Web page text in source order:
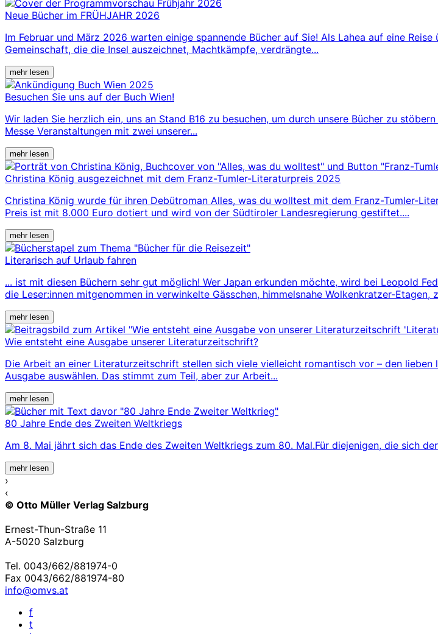
Neue Bücher im FRÜHJAHR 2026
Im Februar und März 2026 warten einige spannende Bücher auf Sie! Als Lahea auf eine
Gemeinschaft, die die Insel auszeichnet, Machtkämpfe, verdrängte...
mehr lesen
Besuchen Sie uns auf der Buch Wien!
Wir laden Sie herzlich ein, uns an Stand B16 zu besuchen, um durch unsere Bücher zu
Messe Veranstaltungen mit zwei unserer...
mehr lesen
Christina König ausgezeichnet mit dem Franz-Tumler-Literaturpreis 2025
Christina König wurde für ihren Debütroman Alles, was du wolltest mit dem Franz-Tumler-
Preis ist mit 8.000 Euro dotiert und wird von der Südtiroler Landesregierung gestiftet....
mehr lesen
Literarisch auf Urlaub fahren
... ist mit diesen Büchern sehr gut möglich! Wer Japan erkunden möchte, wird bei Leopold
die Leser:innen mitgenommen in verwinkelte Gässchen, himmelsnahe Wolkenkratzer-Etagen,
mehr lesen
Wie entsteht eine Ausgabe unserer Literaturzeitschrift?
Die Arbeit an einer Literaturzeitschrift stellen sich viele vielleicht romantisch vor – den
Ausgabe auswählen. Das stimmt zum Teil, aber zur Arbeit...
mehr lesen
80 Jahre Ende des Zweiten Weltkriegs
Am 8. Mai jährt sich das Ende des Zweiten Weltkriegs zum 80. Mal.Für diejenigen, die sich
mehr lesen
›
‹
© Otto Müller Verlag Salzburg
Ernest-Thun-Straße 11
A-5020 Salzburg
Tel. 0043/662/881974-0
Fax 0043/662/881974-80
info@omvs.at
f
t